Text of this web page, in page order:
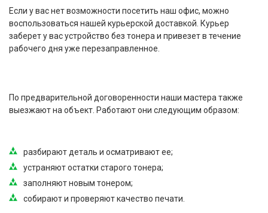
Если у вас нет возможности посетить наш офис, можно
воспользоваться нашей курьерской доставкой. Курьер
заберет у вас устройство без тонера и привезет в течение
рабочего дня уже перезаправленное.
По предварительной договоренности наши мастера также
выезжают на объект. Работают они следующим образом:
разбирают деталь и осматривают ее;
устраняют остатки старого тонера;
заполняют новым тонером;
собирают и проверяют качество печати.